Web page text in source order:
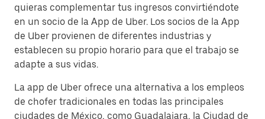
quieras complementar tus ingresos convirtiéndote
en un socio de la App de Uber. Los socios de la App
de Uber provienen de diferentes industrias y
establecen su propio horario para que el trabajo se
adapte a sus vidas.
La app de Uber ofrece una alternativa a los empleos
de chofer tradicionales en todas las principales
ciudades de México, como Guadalajara, la Ciudad de